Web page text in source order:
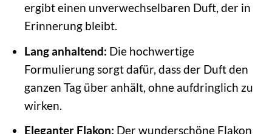
ergibt einen unverwechselbaren Duft, der in
Erinnerung bleibt.
Lang anhaltend: Die hochwertige
Formulierung sorgt dafür, dass der Duft den
ganzen Tag über anhält, ohne aufdringlich zu
wirken.
Eleganter Flakon: Der wunderschöne Flakon